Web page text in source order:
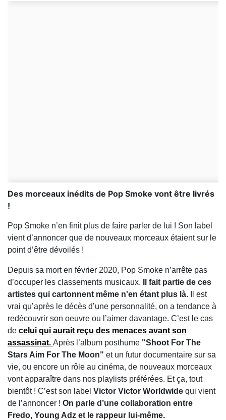
Des morceaux inédits de Pop Smoke vont être livrés
!
Pop Smoke n’en finit plus de faire parler de lui ! Son label
vient d’annoncer que de nouveaux morceaux étaient sur le
point d’être dévoilés !
Depuis sa mort en février 2020, Pop Smoke n’arrête pas
d’occuper les classements musicaux. Il fait partie de ces
artistes qui cartonnent même n'en étant plus là. Il est
vrai qu’après le décès d’une personnalité, on a tendance à
redécouvrir son oeuvre ou l’aimer davantage. C’est le cas
de celui qui aurait reçu des menaces avant son
assassinat. Après l’album posthume "Shoot For The
Stars Aim For The Moon" et un futur documentaire sur sa
vie, ou encore un rôle au cinéma, de nouveaux morceaux
vont apparaître dans nos playlists préférées. Et ça, tout
bientôt ! C’est son label Victor Victor Worldwide qui vient
de l’annoncer ! On parle d’une collaboration entre
Fredo, Young Adz et le rappeur lui-même.